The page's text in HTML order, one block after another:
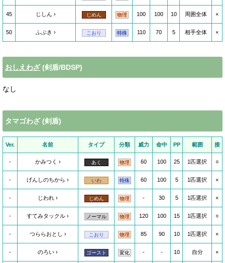
45 じしん じめん 物理 100 100 10 周囲全体 ×
50 ふぶき こおり 特殊 110 70 5 相手全体 ×
おしえわざ(剣盾/BDSP)
なし
タマゴわざ (剣盾)
Ver. 名前 タイプ 分類 威力 命中 PP 範囲 接
- かみつく あく 物理 60 100 25 1匹選択 ○
- げんしのちから いわ 特殊 60 100 5 1匹選択 ×
- じわれ じめん 物理 - 30 5 1匹選択 ×
- すてみタックル ノーマル 物理 120 100 15 1匹選択 ○
- つららおとし こおり 物理 85 90 10 1匹選択 ×
- のろい ゴースト 変化 - - 10 自分 ×